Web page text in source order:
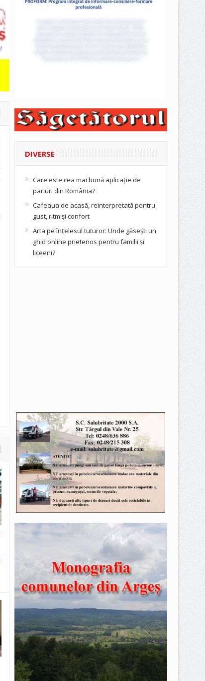
DIVERSE
Care este cea mai bună aplicație de
pariuri din România?
Cafeaua de acasă, reinterpretată pentru
gust, ritm și confort
Arta pe înțelesul tuturor: Unde găsești un
ghid online prietenos pentru familii și
liceeni?